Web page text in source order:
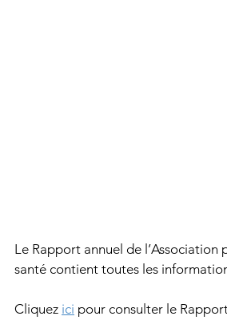
Le Rapport annuel de
santé contient toutes les
Cliquez ici pour consulter le